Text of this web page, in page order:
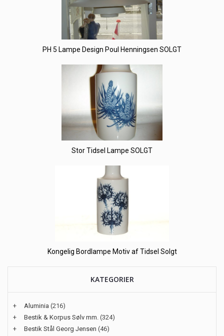
PH 5 Lampe Design Poul Henningsen SOLGT
Stor Tidsel Lampe SOLGT
Kongelig Bordlampe Motiv af Tidsel Solgt
KATEGORIER
+ Aluminia (216)
+
Bestik & Korpus Sølv mm. (324)
+
Bestik Stål Georg Jensen (46)